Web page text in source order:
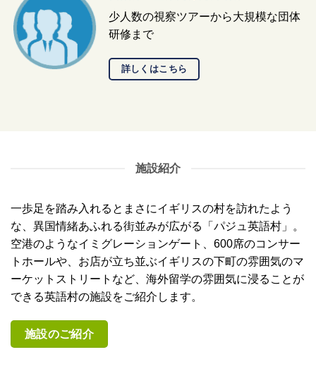
少人数の視察ツアーから大規模な団体
研修まで
詳しくはこちら
施設紹介
一歩足を踏み入れるとまさにイギリスの村を訪れたよう
な、異国情緒あふれる街並みが広がる「パジュ英語村」。
空港のようなイミグレーションゲート、600席のコンサー
トホールや、お店が立ち並ぶイギリスの下町の雰囲気のマ
ーケットストリートなど、海外留学の雰囲気に浸ることが
できる英語村の施設をご紹介します。
施設のご紹介